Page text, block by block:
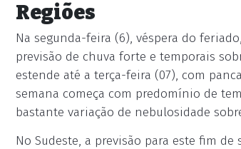
Regiões
Na segunda-feira (6), véspera do
previsão de chuva forte e temporais
estende até a terça-feira (07), com
semana começa com predomínio de
bastante variação de nebulosidade
No Sudeste, a previsão para este fim